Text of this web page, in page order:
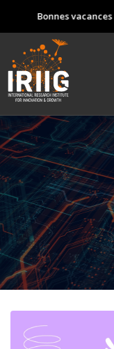
Bonnes vacances ☀️😎